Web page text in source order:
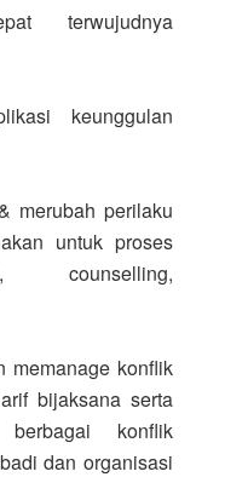
terwujudnya
keunggulan
merubah perilaku
untuk proses
counselling,
memanage konflik
bijaksana serta
berbagai konflik
dan organisasi